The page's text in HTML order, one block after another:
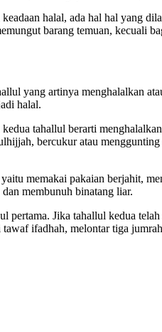
halal, ada hal hal yang
barang temuan, kecuali
yang artinya menghalalkan
halal.
tahallul berarti
bercukur atau
memakai pakaian berjahit,
membunuh binatang liar.
Jika tahallul kedua
ifadhah, melontar tiga